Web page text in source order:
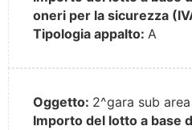
oneri per la sicurezza
Tipologia appalto: A
Oggetto: 2^gara sub
Importo del lotto a base